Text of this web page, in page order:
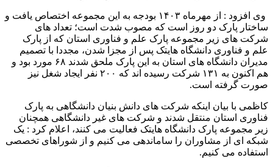
وی افزود : از مهرماه ۱۴۰۳ بودجه به این مجموعه اختصاص یافت و
ساختار پارک دو روز است که مصوب شدت است؛ تعداد های
شرکت های زیر مجموعه پارک علم و فناوری استان که از پارک
علم و فناوری دانشگاه هایتک پس از مجزا شدن، مجددا با تصمیم
مدیران دانشگاه های استان به این پارک ملحق شدند ۶۸ مورد بود و
هم اکنون به ۱۳۱ شرکت رسیده اند که ۲۰۰ نفر ایجاد شغل نیز
صورت گرفته است.
کاظمی با بیان اینکه شرکت های دانش بنیان دانشگاهی به پارک
فناوری استان منتقل شدند و شرکت های غیر دانشگاهی همچنان
زیر مجموعه پارک دانشگاه هایتک فعالیت می کنند، اعلام کرد : یک
شبکه ای از مشاوران را ساماندهی می کنیم و از شوراهای تخصصی
استفاده می کنیم.